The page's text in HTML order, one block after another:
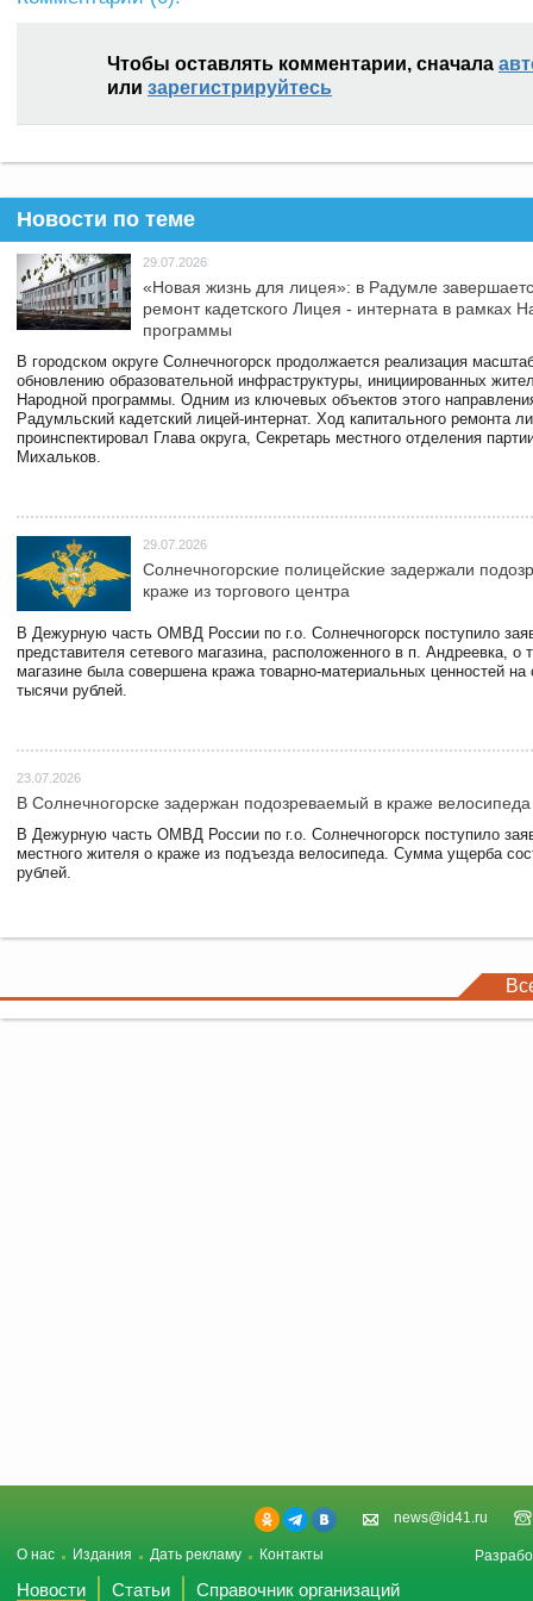
Чтобы оставлять комментарии, сначала
или зарегистрируйтесь
Новости по теме
29.07.2026
«Новая жизнь для лицея»: в Радумле
ремонт кадетского Лицея - интерната в рамках
программы
В городском округе Солнечногорск продолжается реализация
обновлению образовательной инфраструктуры, инициированных
Народной программы. Одним из ключевых объектов этого
Радумльский кадетский лицей-интернат. Ход капитального ремонта
проинспектировал Глава округа, Секретарь местного отделения
Михальков.
29.07.2026
Солнечногорские полицейские задержали
краже из торгового центра
В Дежурную часть ОМВД России по г.о. Солнечногорск поступило
представителя сетевого магазина, расположенного в п. Андреевка, о
магазине была совершена кража товарно-материальных ценностей
тысячи рублей.
23.07.2026
В Солнечногорске задержан подозреваемый в краже велосипеда
В Дежурную часть ОМВД России по г.о. Солнечногорск поступило
местного жителя о краже из подъезда велосипеда. Сумма ущерба
рублей.
news@id41.ru
О нас Издания Дать рекламу Контакты
Новости Статьи Справочник организаций